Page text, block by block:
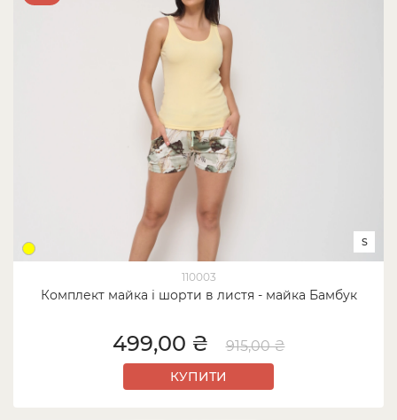
110003
Комплект майка і шорти в листя - майка Бамбук
S
499,00 ₴ 915,00 ₴
КУПИТИ